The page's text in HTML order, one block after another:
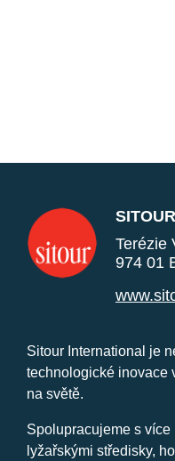
Terézie
974 01
Sitour International je
technologické inovace
na světě.
Spolupracujeme s
lyžařskými středisky,